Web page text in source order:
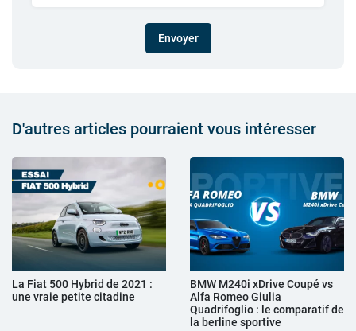
Envoyer
D'autres articles pourraient vous intéresser
La Fiat 500 Hybrid de 2021 :
une vraie petite citadine
BMW M240i xDrive Coupé vs
Alfa Romeo Giulia
Quadrifoglio : le comparatif de
la berline sportive